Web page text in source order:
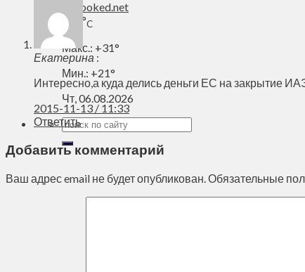
+ 31°C
Макс.: +31°
Мин.: +21°
Чт, 06.08.2026
Екатерина :
Интересно,а куда делись деньги ЕС на закрытие
2015-11-13 / 11:33
Ответить
Добавить комментарий
Ваш адрес email не будет опубликован. Обязательные